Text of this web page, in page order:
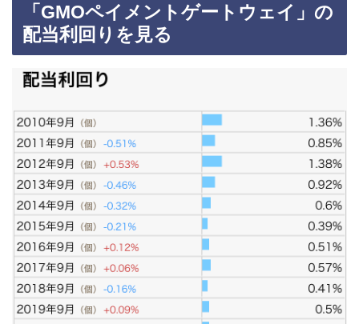
「GMOペイメントゲートウェイ」の
配当利回りを見る